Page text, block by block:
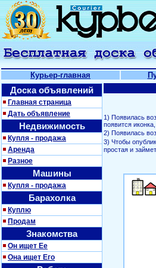
Курьер-главная
Доска объявлений
Главная страница
Дать объявление
Недвижимость
Купля - продажа
Аренда
Разное
Машины
Купля - продажа
Барахолка
Куплю
Продам
Знакомства
Он ищет Ее
Она ищет Его
1) Появилась
появится
2) Появилась
3) Чтобы
простая и